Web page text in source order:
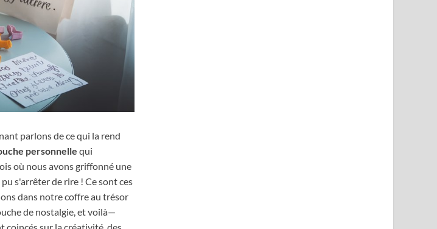
parlons de ce qui la rend
personnelle qui
où nous avons griffonné une
s'arrêter de rire ! Ce sont ces
dans notre coffre au trésor
de nostalgie, et voilà—